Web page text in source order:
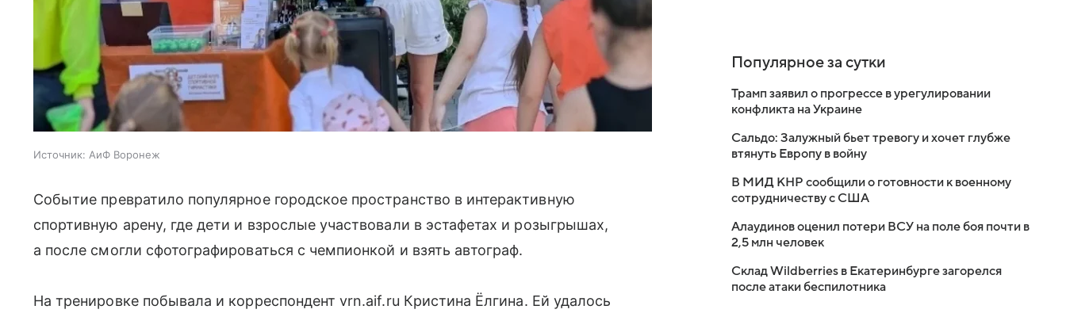
Источник: АиФ Воронеж
Событие превратило популярное городское пространство в интерактивную
спортивную арену, где дети и взрослые участвовали в эстафетах и розыгрышах,
а после смогли сфотографироваться с чемпионкой и взять автограф.
На тренировке побывала и корреспондент vrn.aif.ru Кристина Ёлгина. Ей удалось
Популярное за сутки
Трамп заявил о прогрессе в урегулировании
конфликта на Украине
Сальдо: Залужный бьет тревогу и хочет глубже
втянуть Европу в войну
В МИД КНР сообщили о готовности к военному
сотрудничеству с США
Алаудинов оценил потери ВСУ на поле боя почти в
2,5 млн человек
Склад Wildberries в Екатеринбурге загорелся
после атаки беспилотника